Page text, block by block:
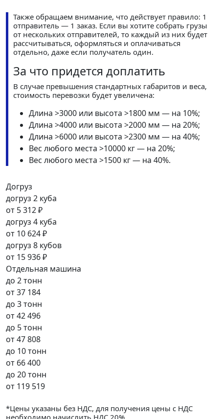
Также обращаем внимание, что действует правило: 1
отправитель — 1 заказ. Если вы хотите собрать грузы
от нескольких отправителей, то каждый из них будет
рассчитываться, оформляться и оплачиваться
отдельно, даже если получатель один.
За что придется доплатить
В случае превышения стандартных габаритов и веса,
стоимость перевозки будет увеличена:
Длина >3000 или высота >1800 мм — на 10%;
Длина >4000 или высота >2000 мм — на 20%;
Длина >6000 или высота >2300 мм — на 40%;
Вес любого места >10000 кг — на 20%;
Вес любого места >1500 кг — на 40%.
Догруз
догруз 2 куба
от 5 312 ₽
догруз 4 куба
от 10 624 ₽
догруз 8 кубов
от 15 936 ₽
Отдельная машина
до 2 тонн
от37 184
до 3 тонн
от42 496
до 5 тонн
от47 808
до 10 тонн
от 66 400
до 20 тонн
от 119 519
*Цены указаны без НДС, для получения цены с НДС